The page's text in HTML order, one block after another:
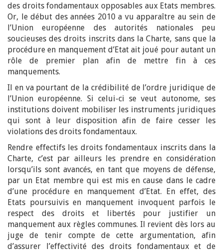
des droits fondamentaux opposables aux Etats membres.
Or, le début des années 2010 a vu apparaître au sein de
l’Union européenne des autorités nationales peu
soucieuses des droits inscrits dans la Charte, sans que la
procédure en manquement d’Etat ait joué pour autant un
rôle de premier plan afin de mettre fin à ces
manquements.
Il en va pourtant de la crédibilité de l’ordre juridique de
l’Union européenne. Si celui-ci se veut autonome, ses
institutions doivent mobiliser les instruments juridiques
qui sont à leur disposition afin de faire cesser les
violations des droits fondamentaux.
Rendre effectifs les droits fondamentaux inscrits dans la
Charte, c’est par ailleurs les prendre en considération
lorsqu’ils sont avancés, en tant que moyens de défense,
par un Etat membre qui est mis en cause dans le cadre
d’une procédure en manquement d’Etat. En effet, des
Etats poursuivis en manquement invoquent parfois le
respect des droits et libertés pour justifier un
manquement aux règles communes. Il revient dès lors au
juge de tenir compte de cette argumentation, afin
d’assurer l’effectivité des droits fondamentaux et de